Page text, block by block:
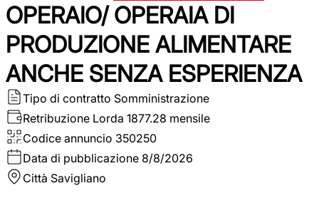
OPERAIO/ OPERAIA DI
PRODUZIONE ALIMENTARE
ANCHE SENZA ESPERIENZA
Tipo di contratto Somministrazione
Retribuzione Lorda 1877.28 mensile
Codice annuncio 350250
Data di pubblicazione 8/8/2026
Città Savigliano